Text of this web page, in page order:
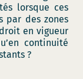
lorsque ces
par des zones
en vigueur
continuité
?